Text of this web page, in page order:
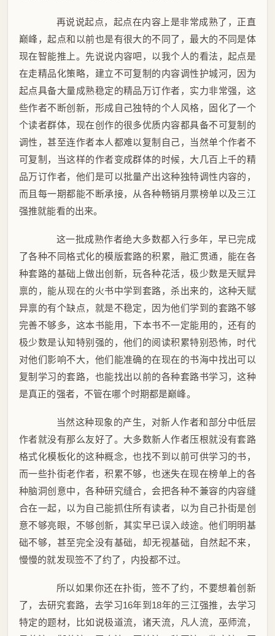
再说说起点，起点在内容上是非常成熟了，正直
巅峰，起点和以前也是有很大的不同了，最大的不同是体
现在智能推上。先说说内容吧，以我个人的看法，起点是
在走精品化策略，建立不可复制的内容调性护城河，因为
起点具备大量成熟稳定的精品万订作者，实力非常强，这
些作者不断创新，形成自己独特的个人风格，固化了一个
个读者群体，现在创作的很多优质内容都具备不可复制的
调性，甚至连作者本人都难以复制自己，当然单个作者不
可复制，当这样的作者变成群体的时候，大几百上千的精
品万订作者，他们是可以批量产出这种独特调性内容的，
而且每一期都能不断承接，从各种畅销月票榜单以及三江
强推就能看的出来。
这一批成熟作者绝大多数都入行多年，早已完成
了各种不同格式化的模版套路的积累，融汇贯通，能在各
种套路的基础上做出创新，玩各种花活，极少数是天赋异
禀的，能从现在的火书中学到套路，杀出来的，这种天赋
异禀的有个缺点，就是不稳定，因为他们学到的套路不够
完善不够多，这本书能用，下本书不一定能用的，还有的
极少数是认知特别强的，他们的阅读积累特别恐怖，时代
对他们影响不大，他们能准确的在现在的书海中找出可以
复制学习的套路，也能找出以前的各种套路书学习，这种
是真正的强者，不管在哪个时期都是巅峰。
当然这种现象的产生，对新人作者和部分中低层
作者就没有那么友好了。大多数新人作者压根就没有套路
格式化模板化的这种概念，也找不到以前可供学习的书，
而一些扑街老作者，积累不够，也迷失在现在榜单上的各
种脑洞创意中，各种研究缝合，会把各种不兼容的内容缝
合在一起，以为自己能抓住所有读者，以为自己扑街是创
意不够亮眼，不够创新，其实早已误入歧途。他们明明基
础不够，甚至完全没有基础，却无视基础，自然起不来，
慢慢的就发现签不了约了，内投都不过。
所以如果你还在扑街，签不了约，不要想着创新
了，去研究套路，去学习16年到18年的三江强推，去学习
特定的题材，比如说极道流，诸天流，凡人流，巫师流，